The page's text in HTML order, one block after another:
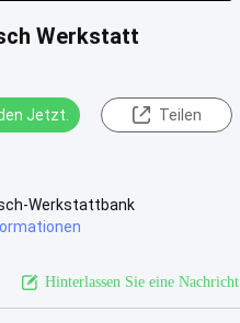
Werkstatt
Jetzt. Teilen
Werkstattbank
Hinterlassen Sie eine Nachricht.